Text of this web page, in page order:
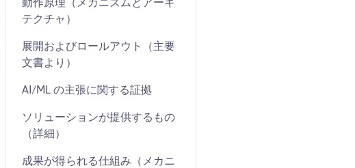
テクチャ）
展開およびロールアウト（主要
文書より）
AI/ML の主張に関する証拠
ソリューションが提供するもの
（詳細）
成果が得られる仕組み（メカニ